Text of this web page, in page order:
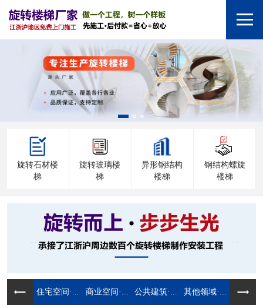
旋转石材楼
梯
旋转玻璃楼
梯
异形钢结构
楼梯
钢结构螺旋
楼梯
住宅空间·... 商业空间·... 公共建筑·... 其他领域·...